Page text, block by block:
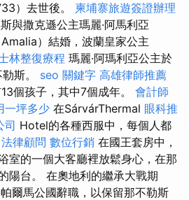
）去世後。 柬埔寨旅遊簽證辦理
與撒克遜公主瑪麗·阿馬利亞
Amalia）結婚，波蘭皇家公主
林整復療程 瑪麗·阿瑪利亞公主於
斯。 seo 關鍵字 高雄律師推薦
個孩子，其中7個成年。 會計師
一坪多少 在SárvárThermal 眼科推
司 Hotel的各種西服中，每個人都
法律顧問 數位行銷 在國王套房中，
室的一個大客廳裡放鬆身心，在那
陽台。 在奧地利的繼承大戰期
爾馬公國辭職，以保留那不勒斯